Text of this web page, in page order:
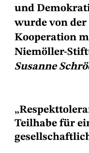
und
wurde von
Kooperation
Niemöller-
Susanne
Teilhabe für